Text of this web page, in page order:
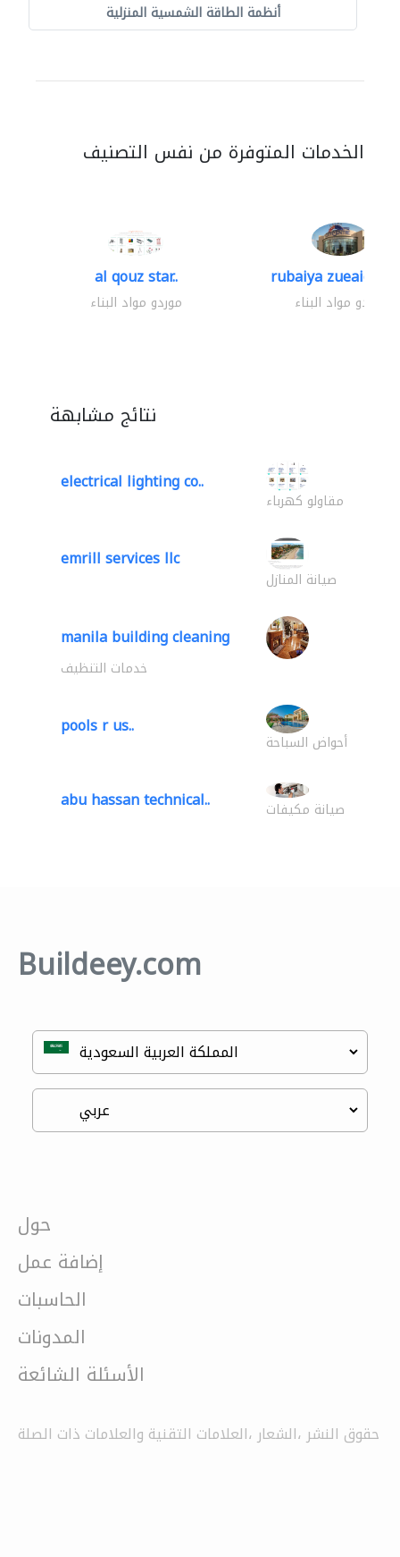
أنظمة الطاقة الشمسية المنزلية
الخدمات المتوفرة من نفس التصنيف
al qouz star..
موردو مواد البناء
rubaiya zueaid
موردو مواد البناء
نتائج مشابهة
electrical lighting co..
مقاولو كهرباء
emrill services llc
صيانة المنازل
manila building cleaning
خدمات التنظيف
pools r us..
أحواض السباحة
abu hassan technical.. صيانة مكيفات
Buildeey.com
حول
إضافة عمل
الحاسبات
المدونات
الأسئلة الشائعة
حقوق النشر ،الشعار ،العلامات التقنية والعلامات ذات الصلة